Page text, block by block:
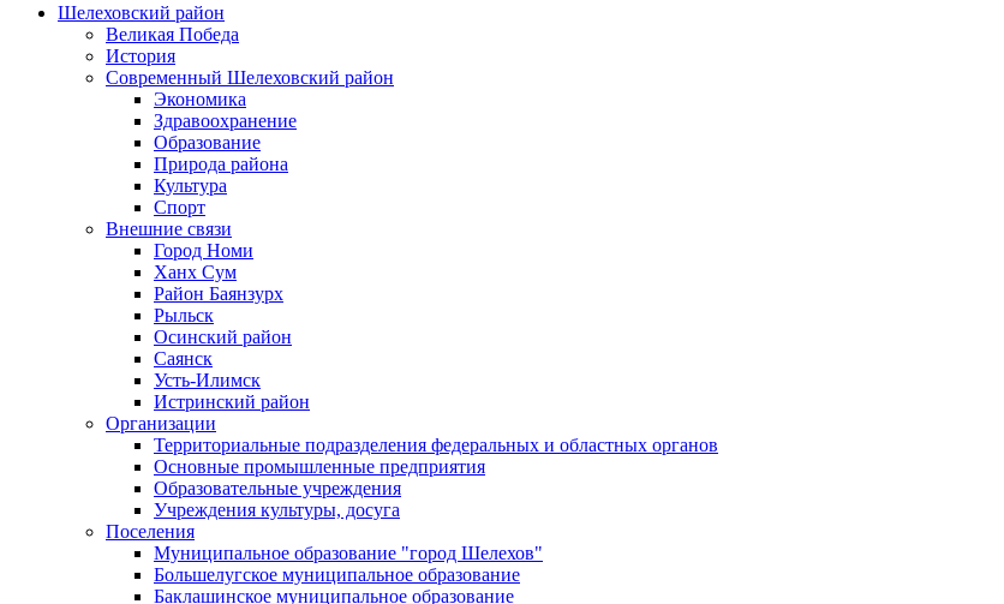
Шелеховский район
Великая Победа
История
Современный Шелеховский район
Экономика
Здравоохранение
Образование
Природа района
Культура
Спорт
Внешние связи
Город Номи
Ханх Сум
Район Баянзурх
Рыльск
Осинский район
Саянск
Усть-Илимск
Истринский район
Организации
Территориальные подразделения федеральных и областных органов
Основные промышленные предприятия
Образовательные учреждения
Учреждения культуры, досуга
Поселения
Муниципальное образование "город Шелехов"
Большелугское муниципальное образование
Баклашинское муниципальное образование